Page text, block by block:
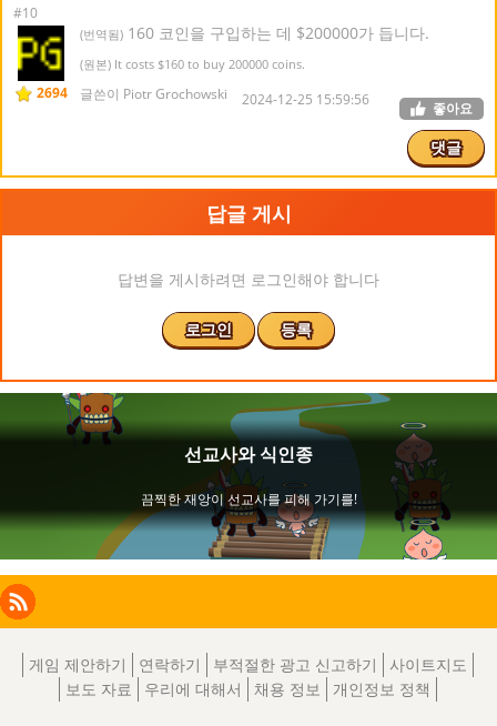
#10
2694
(번역됨) 160 코인을 구입하는 데 $200000가 듭니다.
(원본) It costs $160 to buy 200000 coins.
글쓴이 Piotr Grochowski 2024-12-25 15:59:56 좋아요
댓글
답글 게시
답변을 게시하려면 로그인해야 합니다
로그인 등록
Facebook
Instagram
X
LinkedIn
RSS
게임 제안하기 연락하기 부적절한 광고 신고하기
사이트지도
보도 자료
우리에 대해서 채용 정보 개인정보 정책